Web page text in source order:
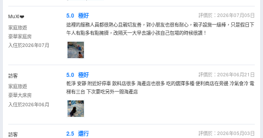
MuXi❤️
家庭旅遊
豪華家庭房
入住於2026年07月
5.0 極好
評價於：2026年07月05日
這裡的服務人員都很熱心且親切友善，對小朋友也很有耐心，親子設施一級棒，只是假日下
午人有點多有點擁擠，改隔天一大早去讓小孩自己包場的時候很讚！
訪客
家庭旅遊
豪華大床房
入住於2026年06月
5.0 極好
評價於：2026年06月21日
乾淨 安靜 附近好停車 飲料店很多 海產店也很多 吃的選擇多種 便利商店在旁邊 冷氣會冷 電
梯有三台 下次要吃另外一間海產店
訪客
2.5 還行
評價於：2026年05月03日